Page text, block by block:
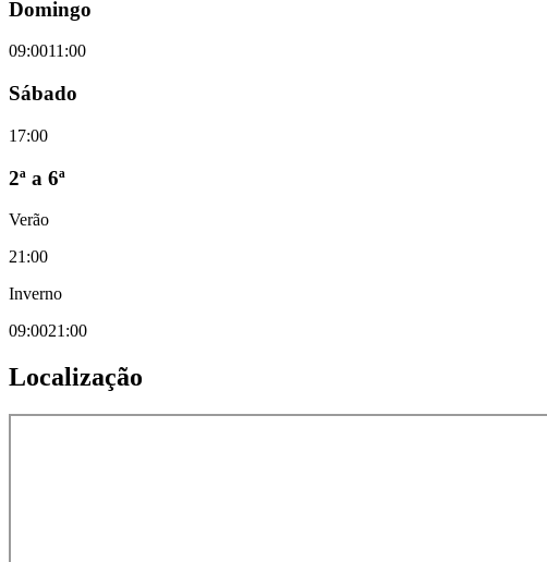
Domingo
09:0011:00
Sábado
17:00
2ª a 6ª
Verão
21:00
Inverno
09:0021:00
Localização